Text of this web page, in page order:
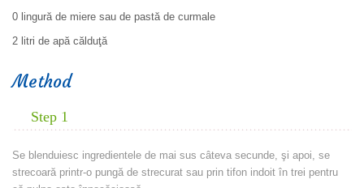
0 lingură de miere sau de pastă de curmale
2 litri de apă călduţă
Method
Step 1
Se blenduiesc ingredientele de mai sus câteva secunde, şi apoi, se
strecoară printr-o pungă de strecurat sau prin tifon indoit în trei pentru